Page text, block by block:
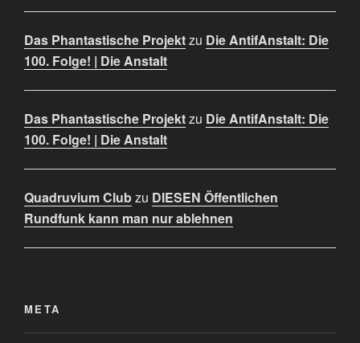
Das Phantastische Projektzu Die AntifAnstalt: Die
100. Folge! | Die Anstalt
Das Phantastische Projektzu Die AntifAnstalt: Die
100. Folge! | Die Anstalt
Quadruvium Clubzu DIESEN Öffentlichen
Rundfunk kann man nur ablehnen
META